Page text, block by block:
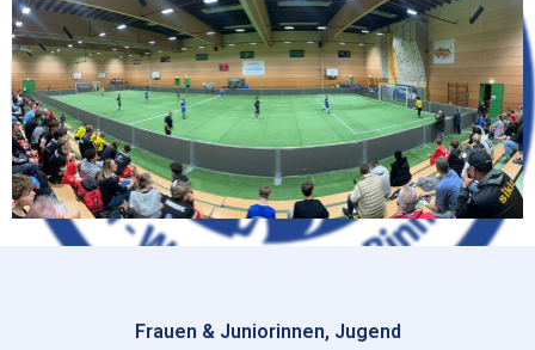
Frauen & Juniorinnen, Jugend